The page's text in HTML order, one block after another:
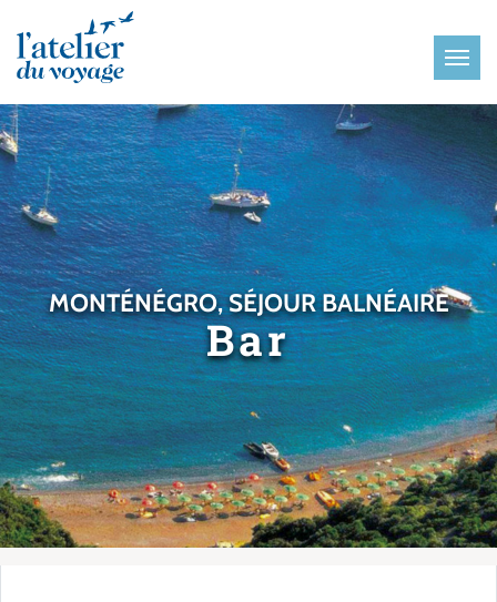
MONTÉNÉGRO, SÉJOUR BALNÉAIRE
Bar
Panneau de gestion des cookies